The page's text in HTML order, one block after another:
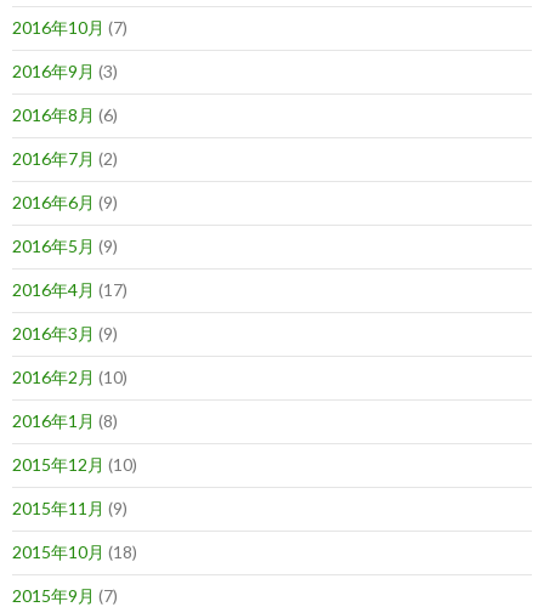
2016年10月 (7)
2016年9月 (3)
2016年8月 (6)
2016年7月 (2)
2016年6月 (9)
2016年5月 (9)
2016年4月 (17)
2016年3月 (9)
2016年2月 (10)
2016年1月 (8)
2015年12月 (10)
2015年11月 (9)
2015年10月 (18)
2015年9月 (7)